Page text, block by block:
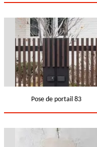
Pose de portail 83